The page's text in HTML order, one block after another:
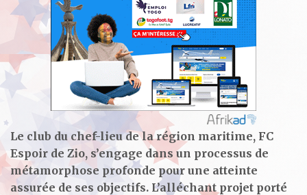
Le club du chef-lieu de la région maritime, FC
Espoir de Zio, s’engage dans un processus de
métamorphose profonde pour une atteinte
assurée de ses objectifs. L’alléchant projet porté